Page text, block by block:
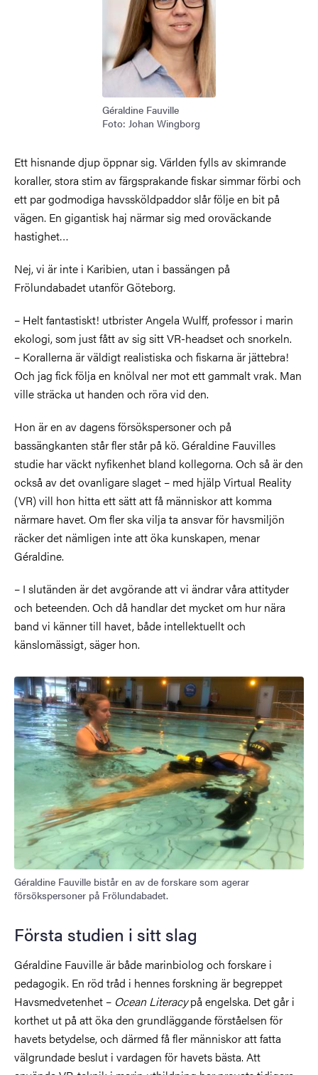
Géraldine Fauville
Foto: Johan Wingborg
Ett hisnande djup öppnar sig. Världen fylls av skimrande
koraller, stora stim av färgsprakande fiskar simmar förbi och
ett par godmodiga havssköldpaddor slår följe en bit på
vägen. En gigantisk haj närmar sig med oroväckande
hastighet…
Nej, vi är inte i Karibien, utan i bassängen på
Frölundabadet utanför Göteborg.
– Helt fantastiskt! utbrister Angela Wulff, professor i marin
ekologi, som just fått av sig sitt VR-headset och snorkeln.
– Korallerna är väldigt realistiska och fiskarna är jättebra!
Och jag fick följa en knölval ner mot ett gammalt vrak. Man
ville sträcka ut handen och röra vid den.
Hon är en av dagens försökspersoner och på
bassängkanten står fler står på kö. Géraldine Fauvilles
studie har väckt nyfikenhet bland kollegorna. Och så är den
också av det ovanligare slaget – med hjälp Virtual Reality
(VR) vill hon hitta ett sätt att få människor att komma
närmare havet. Om fler ska vilja ta ansvar för havsmiljön
räcker det nämligen inte att öka kunskapen, menar
Géraldine.
– I slutänden är det avgörande att vi ändrar våra attityder
och beteenden. Och då handlar det mycket om hur nära
band vi känner till havet, både intellektuellt och
känslomässigt, säger hon.
Bild
Géraldine Fauville bistår en av de forskare som agerar
försökspersoner på Frölundabadet.
Första studien i sitt slag
Géraldine Fauville är både marinbiolog och forskare i
pedagogik. En röd tråd i hennes forskning är begreppet
Havsmedvetenhet – Ocean Literacypå engelska. Det går i
korthet ut på att öka den grundläggande förståelsen för
havets betydelse, och därmed få fler människor att fatta
välgrundade beslut i vardagen för havets bästa. Att